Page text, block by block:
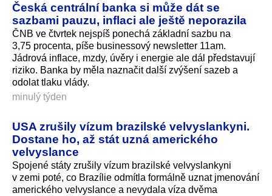
Česká centrální banka si může dát se
sazbami pauzu, inflaci ale ještě neporazila
ČNB ve čtvrtek nejspíš ponechá základní sazbu na
3,75 procenta, píše businessový newsletter 11am.
Jádrová inflace, mzdy, úvěry i energie ale dál představují
riziko. Banka by měla naznačit další zvýšení sazeb a
odolat tlaku vlády.
minulý týden
USA zrušily vízum brazilské velvyslankyni.
Dostane ho, až stát uzná amerického
velvyslance
Spojené státy zrušily vízum brazilské velvyslankyni
v zemi poté, co Brazílie odmítla formálně uznat jmenování
amerického velvyslance a nevydala víza dvěma